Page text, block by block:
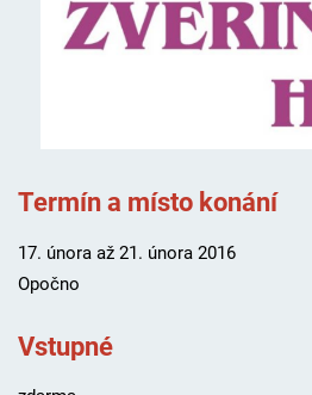
Termín a místo konání
17. února až 21. února 2016
Opočno
Vstupné